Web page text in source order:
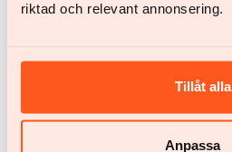
riktad och relevant annonsering.
Tillåt alla
Anpassa
Hombre
Tu equipo